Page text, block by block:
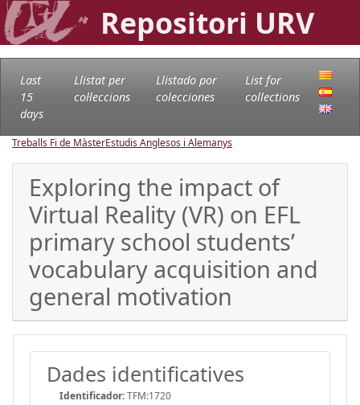
Repositori URV
Last
15
days
Llistat per
col·leccions
Llistado por
colecciones
List for
collections
Treballs Fi de MàsterEstudis Anglesos i Alemanys
Exploring the impact of
Virtual Reality (VR) on EFL
primary school students’
vocabulary acquisition and
general motivation
Dades identificatives
Identificador:TFM:1720